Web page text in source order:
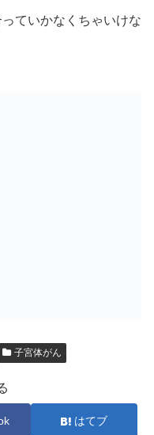
ていかなくちゃいけな
子宮体がん
はてブ